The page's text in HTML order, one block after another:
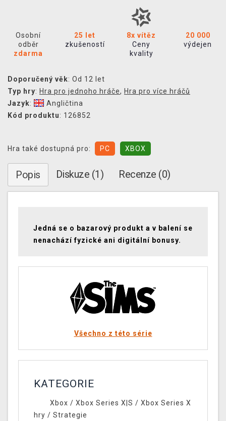
Osobní
odběr
zdarma
25 let
zkušeností
8x vítěz
Ceny
kvality
20 000
výdejen
Doporučený věk: Od 12 let
Typ hry: Hra pro jednoho hráče, Hra pro více hráčů
Jazyk:
Angličtina
Kód produktu: 126852
Hra také dostupná pro: PC XBOX
Popis Diskuze (1) Recenze (0)
Jedná se o bazarový produkt a v balení se
nenachází fyzické ani digitální bonusy.
Všechno z této série
KATEGORIE
Xbox / Xbox Series X|S / Xbox Series X
hry / Strategie